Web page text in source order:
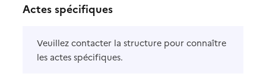
Actes spécifiques
Veuillez contacter la structure pour connaître
les actes spécifiques.